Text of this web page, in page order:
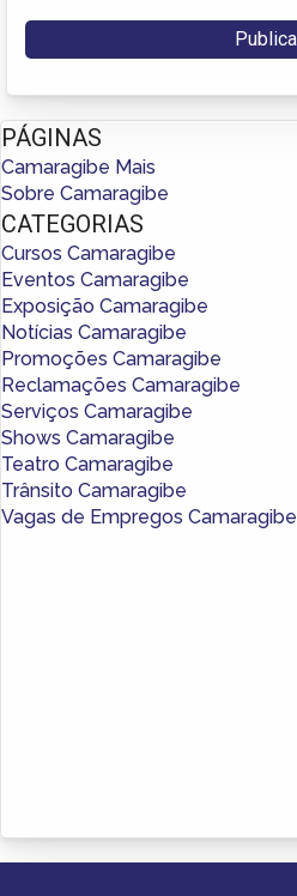
PÁGINAS
Camaragibe Mais
Sobre Camaragibe
CATEGORIAS
Cursos Camaragibe
Eventos Camaragibe
Exposição Camaragibe
Notícias Camaragibe
Promoções Camaragibe
Reclamações Camaragibe
Serviços Camaragibe
Shows Camaragibe
Teatro Camaragibe
Trânsito Camaragibe
Vagas de Empregos Camaragibe